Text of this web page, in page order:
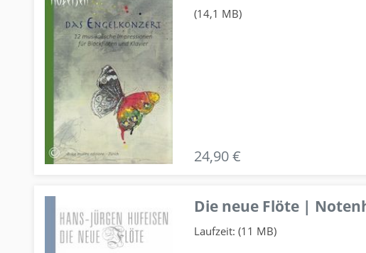
(14,1 MB)
24,90 €
Die neue Flöte |
Laufzeit: (11 MB)